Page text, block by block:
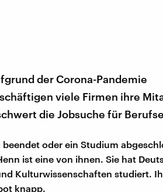
der Corona-Pandemie
viele Firmen ihre
die Jobsuche für
oder ein Studium
ist eine von ihnen. Sie hat
Kulturwissenschaften studiert.
knapp.